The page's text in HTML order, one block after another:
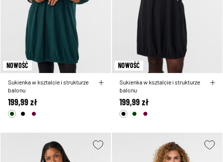
NOWOŚĆ
Sukienka w ksztalcie i strukturze
balonu
199,99 zł
NOWOŚĆ
Sukienka w ksztalcie i strukturze
balonu
199,99 zł